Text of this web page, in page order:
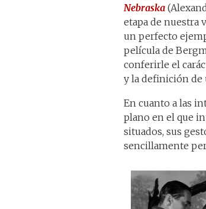
Nebraska
etapa de nuestra
un perfecto
película de
conferirle el
y la definición de
En cuanto a las
plano en el que
situados, sus
sencillamente